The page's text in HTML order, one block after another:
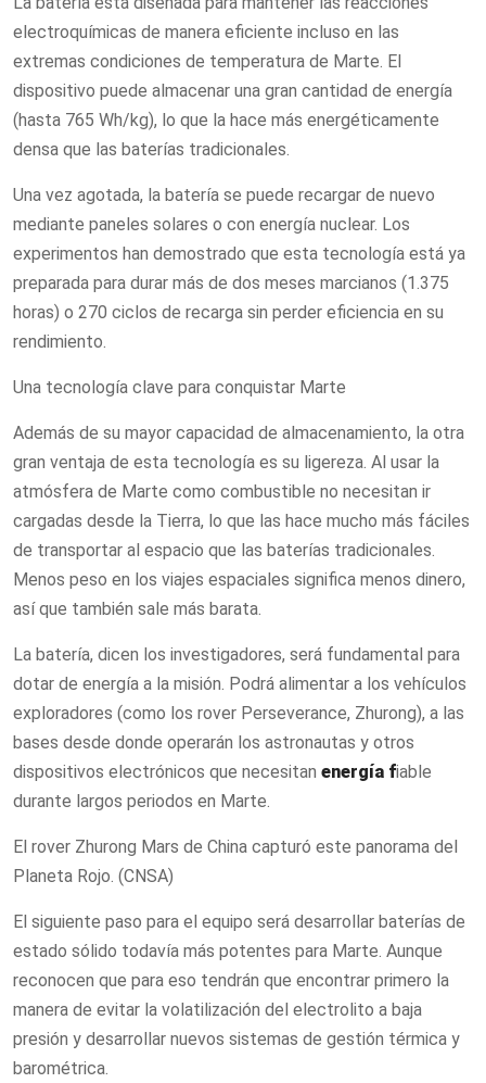
electroquímicas de manera eficiente incluso en las
extremas condiciones de temperatura de Marte. El
dispositivo puede almacenar una gran cantidad de energía
(hasta 765 Wh/kg), lo que la hace más energéticamente
densa que las baterías tradicionales.
Una vez agotada, la batería se puede recargar de nuevo
mediante paneles solares o con energía nuclear. Los
experimentos han demostrado que esta tecnología está ya
preparada para durar más de dos meses marcianos (1.375
horas) o 270 ciclos de recarga sin perder eficiencia en su
rendimiento.
Una tecnología clave para conquistar Marte
Además de su mayor capacidad de almacenamiento, la otra
gran ventaja de esta tecnología es su ligereza. Al usar la
atmósfera de Marte como combustible no necesitan ir
cargadas desde la Tierra, lo que las hace mucho más fáciles
de transportar al espacio que las baterías tradicionales.
Menos peso en los viajes espaciales significa menos dinero,
así que también sale más barata.
La batería, dicen los investigadores, será fundamental para
dotar de energía a la misión. Podrá alimentar a los vehículos
exploradores (como los rover Perseverance, Zhurong), a las
bases desde donde operarán los astronautas y otros
dispositivos electrónicos que necesitan energía fiable
durante largos periodos en Marte.
El rover Zhurong Mars de China capturó este panorama del
Planeta Rojo. (CNSA)
El siguiente paso para el equipo será desarrollar baterías de
estado sólido todavía más potentes para Marte. Aunque
reconocen que para eso tendrán que encontrar primero la
manera de evitar la volatilización del electrolito a baja
presión y desarrollar nuevos sistemas de gestión térmica y
barométrica.